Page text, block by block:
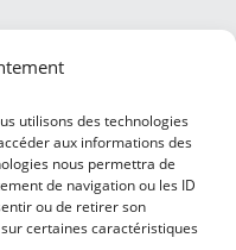
utilisons des technologies
aux informations des
nous permettra de
de navigation ou les ID
ou de retirer son
certaines caractéristiques